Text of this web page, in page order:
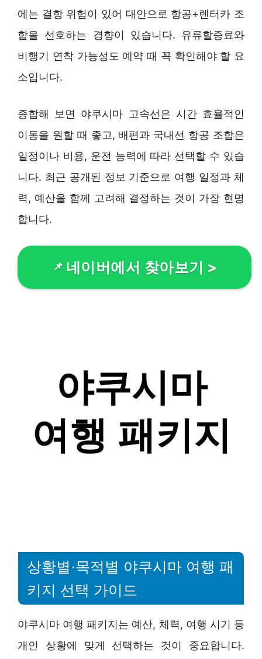
에는 결항 위험이 있어 대안으로 항공+렌터카 조
합을 선호하는 경향이 있습니다. 유류할증료와
비행기 연착 가능성도 예약 때 꼭 확인해야 할 요
소입니다.
종합해 보면 야쿠시마 고속선은 시간 효율적인
이동을 원할 때 좋고, 배편과 국내선 항공 조합은
일정이나 비용, 운전 능력에 따라 선택할 수 있습
니다. 최근 공개된 정보 기준으로 여행 일정과 체
력, 예산을 함께 고려해 결정하는 것이 가장 현명
합니다.
네이버에서 찾아보기 >
상황별·목적별 야쿠시마 여행 패
키지 선택 가이드
야쿠시마 여행 패키지는 예산, 체력, 여행 시기 등
개인 상황에 맞게 선택하는 것이 중요합니다.